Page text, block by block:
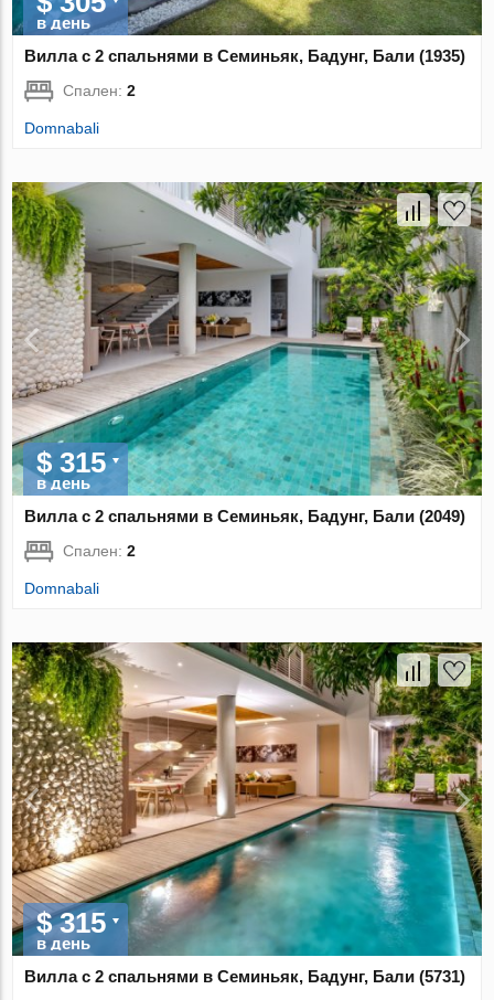
в день
Вилла с 2 спальнями в Семиньяк, Бадунг, Бали (1935)
Спален:2
Domnabali
$ 315
в день
Вилла с 2 спальнями в Семиньяк, Бадунг, Бали (2049)
Спален:2
Domnabali
$ 315
в день
Вилла с 2 спальнями в Семиньяк, Бадунг, Бали (5731)